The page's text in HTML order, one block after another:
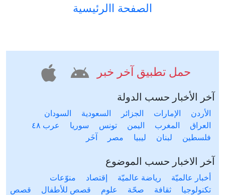
الصفحة االرئيسية
حمل تطبيق آخر خبر
آخر الأخبار حسب الدولة
الأردن الإمارات الجزائر السعودية
السودان
العراق
المغرب اليمن تونس سوريا
عرب ٤٨
فلسطين
لبنان ليبيا مصر آخَر
آخر الاخبار حسب الموضوع
أخبار عالميّة رياضة عالميّة إقتصاد
منوّعات
تكنولوجيا
ثقافة صحّة علوم قصص للأطفال قصص